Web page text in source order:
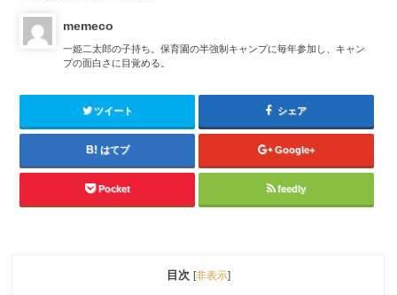
memeco
一姫二太郎の子持ち。保育園の半強制キャンプに毎年参加し、キャン
プの面白さに目覚める。
ツイート シェア
はてブ Google+
Pocket feedly
目次 [非表示]